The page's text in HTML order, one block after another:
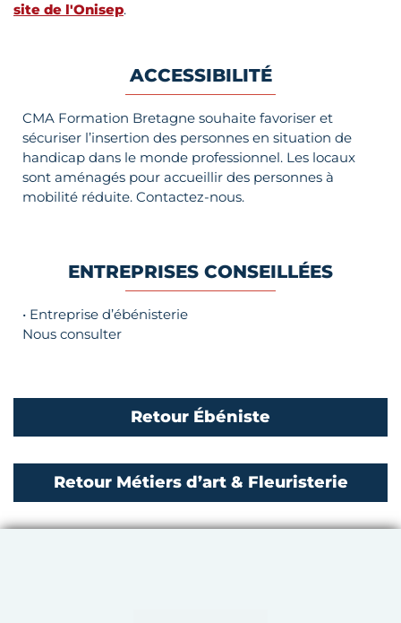
site de l'Onisep.
ACCESSIBILITÉ
CMA Formation Bretagne souhaite favoriser et
sécuriser l’insertion des personnes en situation de
handicap dans le monde professionnel. Les locaux
sont aménagés pour accueillir des personnes à
mobilité réduite. Contactez-nous.
ENTREPRISES CONSEILLÉES
• Entreprise d’ébénisterie
Nous consulter
Retour Ébéniste
Retour Métiers d’art & Fleuristerie